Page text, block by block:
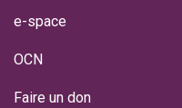
e-space
OCN
Faire un don